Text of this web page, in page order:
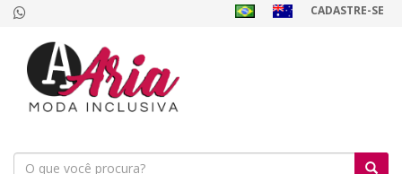
CADASTRE-SE